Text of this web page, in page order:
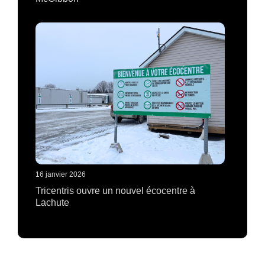
16 janvier 2026
Tricentris ouvre un nouvel écocentre à
Lachute